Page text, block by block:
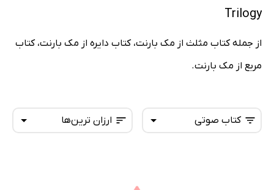
Trilogy
از جمله کتاب مثلث از مک بارنت، کتاب دایره از مک بارنت، کتاب
مربع از مک بارنت.
ارزان ترین‌ها کتاب صوتی